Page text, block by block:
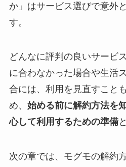
か」はサービス選びで意外
す。
どんなに評判の良いサービ
に合わなかった場合や生活
合には、利用を見直すこと
め、 始める前に解約方法を
心して利用するための準備
次の章では、モグモの解約